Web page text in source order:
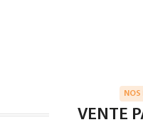
NOS
VENTE